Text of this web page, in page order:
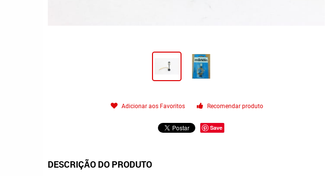
Adicionar aos Favoritos Recomendar produto
Save
DESCRIÇÃO DO PRODUTO